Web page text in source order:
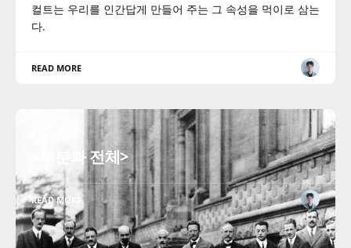
컬트는 우리를 인간답게 만들어 주는 그 속성을 먹이로 삼는
다.
READ MORE
<부분과 전체>
READ MORE